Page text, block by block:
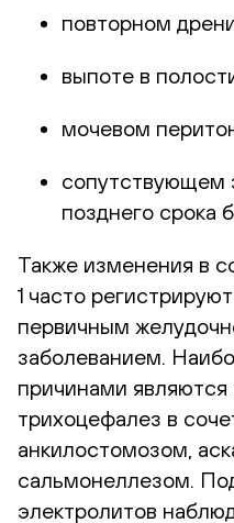
повторном
выпоте в
мочевом
сопутствующем
позднего срока
Также изменения в
1 часто
первичным
заболеванием.
причинами
трихоцефалез в
анкилостомозом,
сальмонеллезом.
электролитов